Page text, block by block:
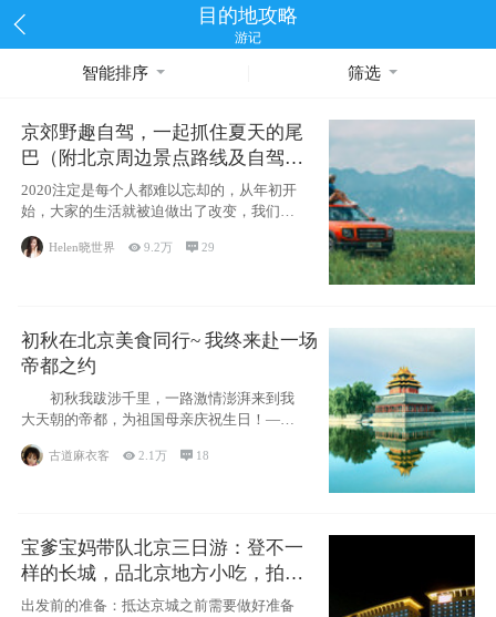
目的地攻略
游记
智能排序 筛选
京郊野趣自驾，一起抓住夏天的尾
巴（附北京周边景点路线及自驾攻
略）
2020注定是每个人都难以忘却的，从年初开
始，大家的生活就被迫做出了改变，我们也
不例外。本来双双辞职是为
Helen晓世界 9.2万 29
初秋在北京美食同行~ 我终来赴一场
帝都之约
初秋我跋涉千里，一路激情澎湃来到我
大天朝的帝都，为祖国母亲庆祝生日！——
古道麻衣客 2.1万  18
宝爹宝妈带队北京三日游：登不一
样的长城，品北京地方小吃，拍盘
古七星夜景！
出发前的准备：抵达京城之前需要做好准备